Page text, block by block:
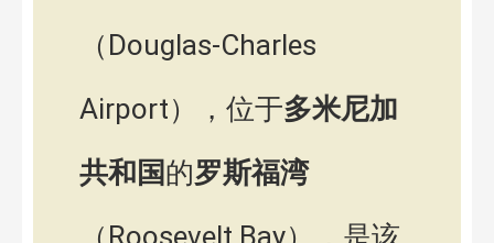
（Douglas-Charles
Airport），位于多米尼加
共和国的罗斯福湾